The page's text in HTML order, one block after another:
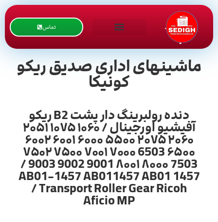
تماس
ماشینهای اداری صدیق ریکو
کونیکا
دنده رولبرینگ دار پشت B2 ریکو
آفیشیو اورجینال / ۱۰۶۰ ۱۰۷۵ ۲۰۵۱
۲۰۶۰ ۲۰۷۵ ۵۵۰۰ ۶۰۰۰ ۶۰۰۱ ۶۰۰۲
۶۵۰۰ 6503 ۷۰۰۰ ۷۰۰۱ ۷۵۰۰ ۷۵۰۲
7503 ۸۰۰۰ ۸۰۰۱ 9001 9002 9003 /
AB01-1457 AB011457 AB01 1457
/ Transport Roller Gear Ricoh
Aficio MP